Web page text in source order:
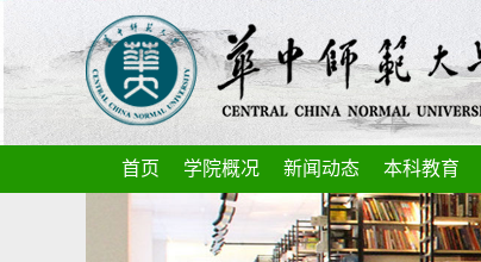
首页 学院概况 新闻动态 本科教育